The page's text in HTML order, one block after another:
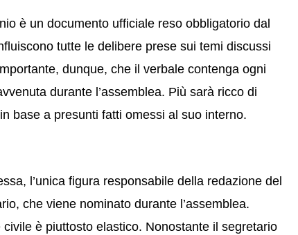
è un documento ufficiale reso obbligatorio dal
tutte le delibere prese sui temi discussi
dunque, che il verbale contenga ogni
durante l’assemblea. Più sarà ricco di
base a presunti fatti omessi al suo interno.
l’unica figura responsabile della redazione del
che viene nominato durante l’assemblea.
è piuttosto elastico. Nonostante il segretario